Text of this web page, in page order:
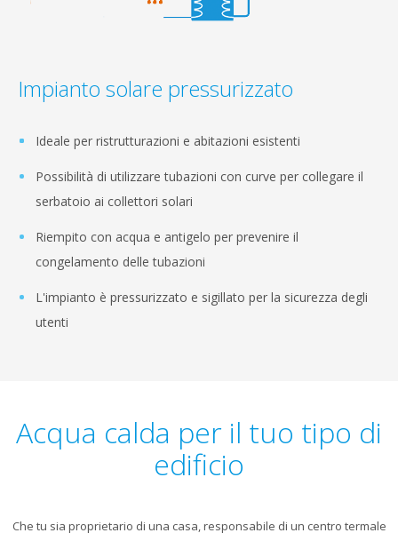
Impianto solare pressurizzato
Ideale per ristrutturazioni e abitazioni esistenti
Possibilità di utilizzare tubazioni con curve per collegare il
serbatoio ai collettori solari
Riempito con acqua e antigelo per prevenire il
congelamento delle tubazioni
L'impianto è pressurizzato e sigillato per la sicurezza degli
utenti
Acqua calda per il tuo tipo di
edificio
Che tu sia proprietario di una casa, responsabile di un centro termale